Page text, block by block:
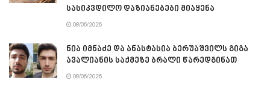
სასიკვდილო დაზიანებები მიაყენა
08/06/2026
ნია იმნაძე და ანასტასია ბერუაშვილს გიგა
ავალიანის საქმეზე ბრალი წარედგინათ
08/06/2026